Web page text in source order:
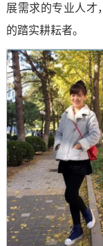
展需求的专业人才
的踏实耕耘者。